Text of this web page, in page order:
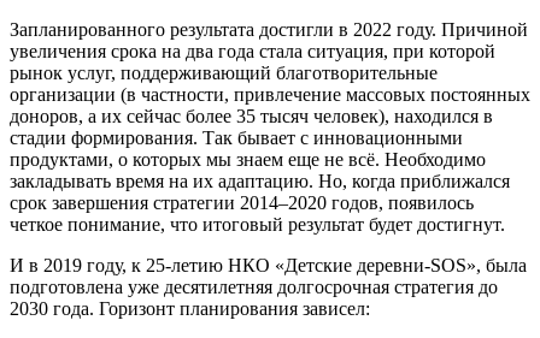
Запланированного результата достигли в 2022 году. Причиной
увеличения срока на два года стала ситуация, при которой
рынок услуг, поддерживающий благотворительные
организации (в частности, привлечение массовых постоянных
доноров, а их сейчас более 35 тысяч человек), находился в
стадии формирования. Так бывает с инновационными
продуктами, о которых мы знаем еще не всё. Необходимо
закладывать время на их адаптацию. Но, когда приближался
срок завершения стратегии 2014–2020 годов, появилось
четкое понимание, что итоговый результат будет достигнут.
И в 2019 году, к 25-летию НКО «Детские деревни-SOS», была
подготовлена уже десятилетняя долгосрочная стратегия до
2030 года. Горизонт планирования зависел: